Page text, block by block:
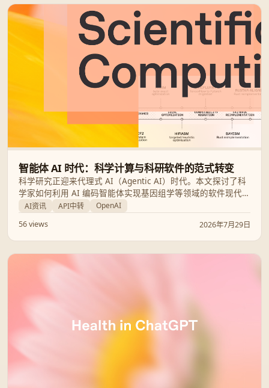
智能体 AI 时代：科学计算与科研软件的范式转变
科学研究正迎来代理式 AI（Agentic AI）时代。本文探讨了科
学家如何利用 AI 编码智能体实现基因组学等领域的软件现代
化，并结合 OpenAI 与 Google Gemini 的最新进展，分析了
AI 智能体如何加速科研发现并重塑软件工程流程。
AI资讯 API中转
OpenAI
56 views
2026年7月29日